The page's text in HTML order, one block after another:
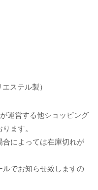
ステル製）
運営する他ショッピング
ます。
によっては在庫切れが
でお知らせ致しますの